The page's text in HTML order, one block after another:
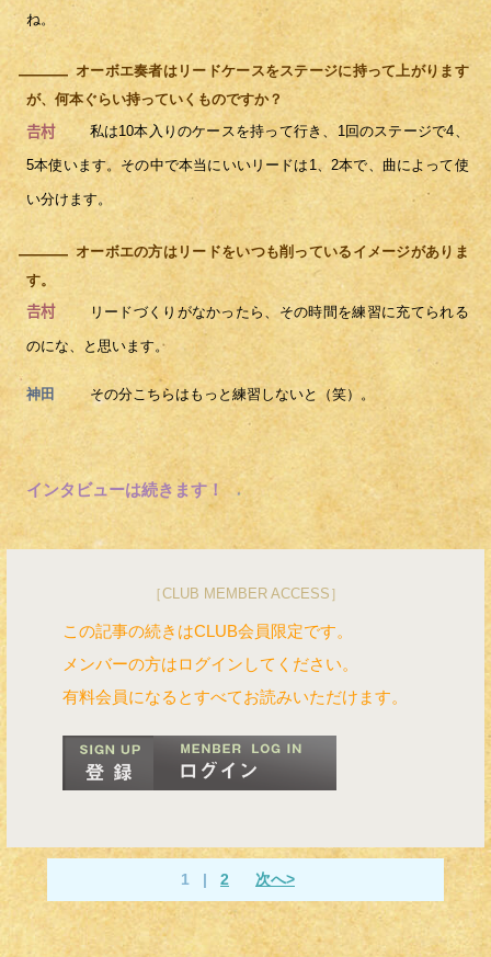
ね。
― オーボエ奏者はリードケースをステージに持って上がります
が、何本ぐらい持っていくものですか？
𠮷村
私は10本入りのケースを持って行き、1回のステージで4、
5本使います。その中で本当にいいリードは1、2本で、曲によって使
い分けます。
― オーボエの方はリードをいつも削っているイメージがありま
す。
𠮷村
リードづくりがなかったら、その時間を練習に充てられる
のにな、と思います。
神田 その分こちらはもっと練習しないと（笑）。
インタビューは続きます！
［CLUB MEMBER ACCESS］
この記事の続きはCLUB会員限定です。
メンバーの方はログインしてください。
有料会員になるとすべてお読みいただけます。
1 | 2 次へ>